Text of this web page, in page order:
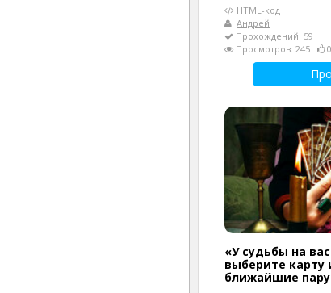
HTML-код
Андрей
Прохождений: 59
Просмотров: 245
0
«У судьбы на
выберите карту
ближайшие